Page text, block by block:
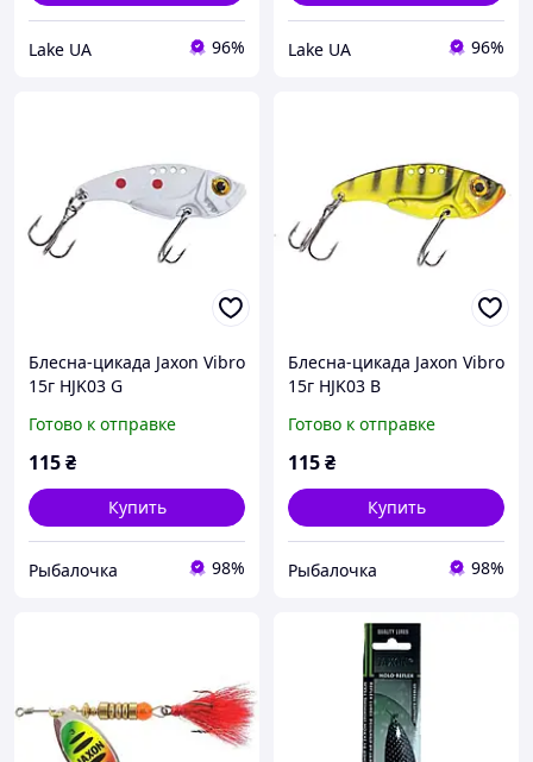
Lake UA 96% Lake UA 96%
Блесна-цикада Jaxon Vibro
15г HJK03 G
Готово к отправке
115₴
Купить
Рыбалочка 98%
Блесна-цикада Jaxon Vibro
15г HJK03 B
Готово к отправке
115₴
Купить
Рыбалочка 98%